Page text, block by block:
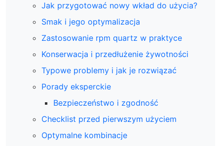
Jak przygotować nowy wkład do użycia?
Smak i jego optymalizacja
Zastosowanie rpm quartz w praktyce
Konserwacja i przedłużenie żywotności
Typowe problemy i jak je rozwiązać
Porady eksperckie
Bezpieczeństwo i zgodność
Checklist przed pierwszym użyciem
Optymalne kombinacje